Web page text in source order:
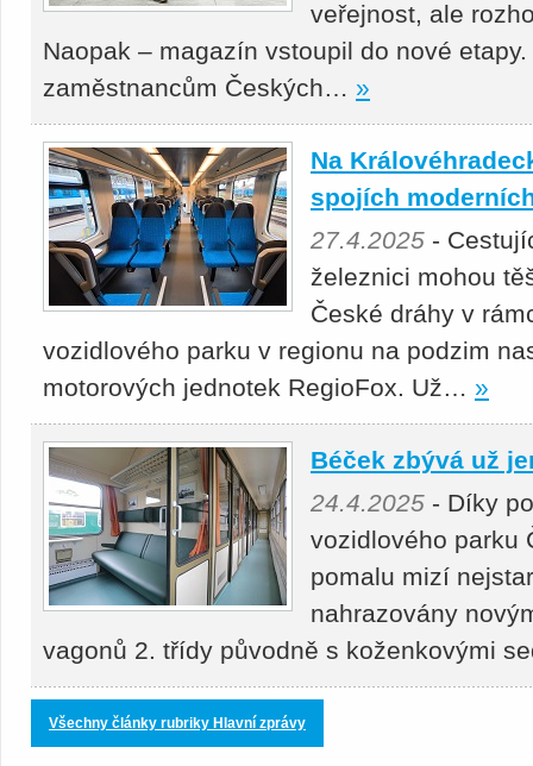
veřejnost, ale
Naopak – magazín vstoupil do nové
zaměstnancům Českých… »
Na
spojích
27.4.2025 -
železnici mohou
České dráhy v
vozidlového parku v regionu na podzim
motorových jednotek RegioFox. Už… »
Béček zbývá už
24.4.2025 - Díky
vozidlového parku
pomalu mizí
nahrazovány
vagonů 2. třídy původně s koženkovými
Všechny články rubriky Hlavní zprávy